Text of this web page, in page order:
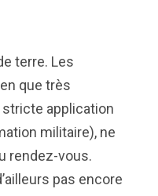
terre. Les
que très
application
militaire), ne
rendez-vous.
pas encore